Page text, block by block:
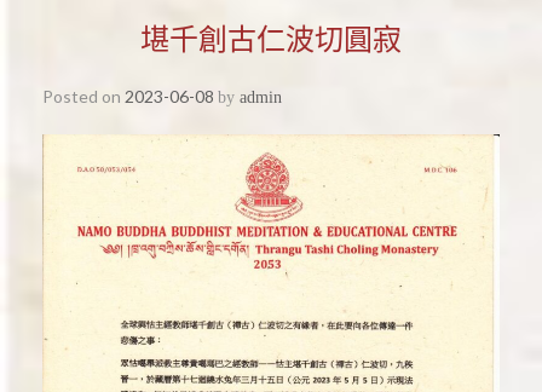
堪千創古仁波切圓寂
Posted on 2023-06-08 by admin